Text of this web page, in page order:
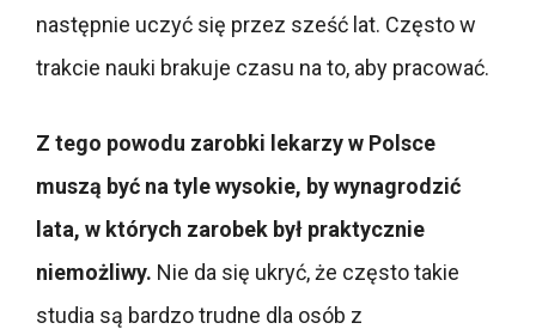
następnie uczyć się przez sześć lat. Często w
trakcie nauki brakuje czasu na to, aby pracować.
Z tego powodu zarobki lekarzy w Polsce
muszą być na tyle wysokie, by wynagrodzić
lata, w których zarobek był praktycznie
niemożliwy. Nie da się ukryć, że często takie
studia są bardzo trudne dla osób z